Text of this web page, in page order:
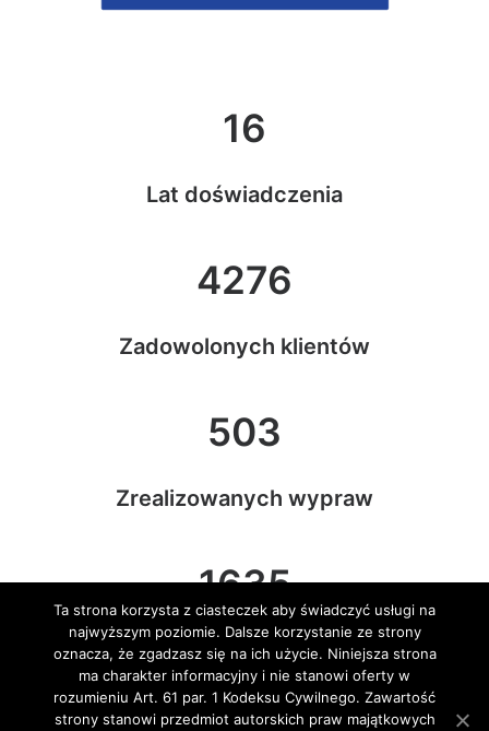
16
Lat doświadczenia
4276
Zadowolonych klientów
503
Zrealizowanych wypraw
1635
Przeprowadzonych kursów
Ta strona korzysta z ciasteczek aby świadczyć usługi na
najwyższym poziomie. Dalsze korzystanie ze strony
oznacza, że zgadzasz się na ich użycie. Niniejsza strona
ma charakter informacyjny i nie stanowi oferty w
rozumieniu Art. 61 par. 1 Kodeksu Cywilnego. Zawartość
strony stanowi przedmiot autorskich praw majątkowych